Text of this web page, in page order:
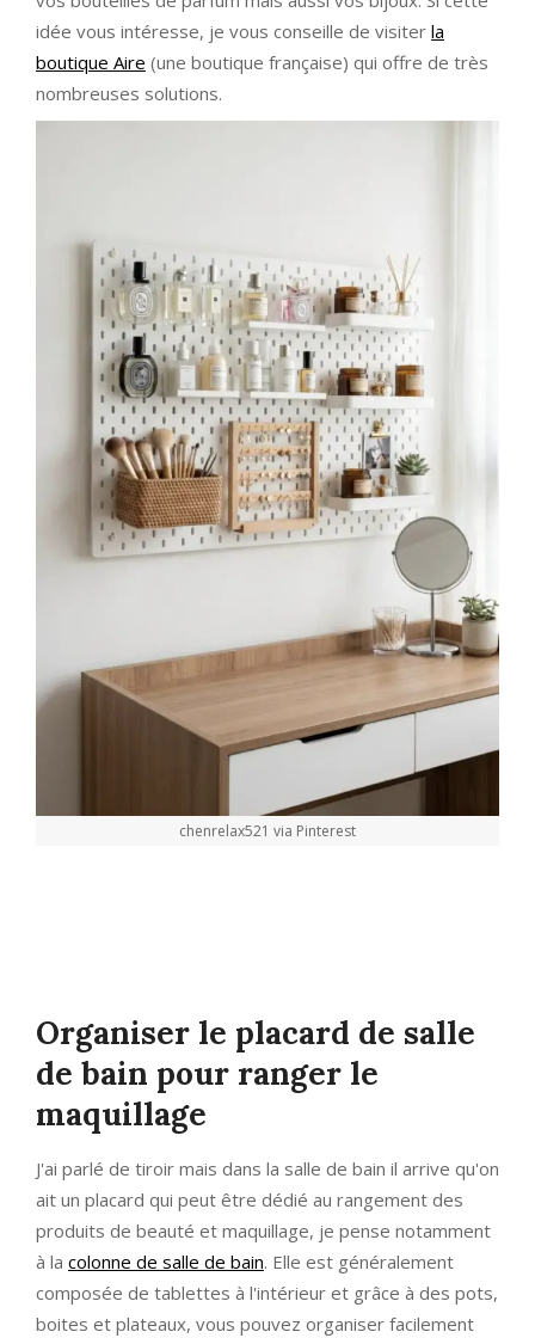
idée vous intéresse, je vous conseille de visiter la
boutique Aire (une boutique française) qui offre de très
nombreuses solutions.
chenrelax521 via Pinterest
Organiser le placard de salle
de bain pour ranger le
maquillage
J'ai parlé de tiroir mais dans la salle de bain il arrive qu'on
ait un placard qui peut être dédié au rangement des
produits de beauté et maquillage, je pense notamment
à la colonne de salle de bain. Elle est généralement
composée de tablettes à l'intérieur et grâce à des pots,
boites et plateaux, vous pouvez organiser facilement